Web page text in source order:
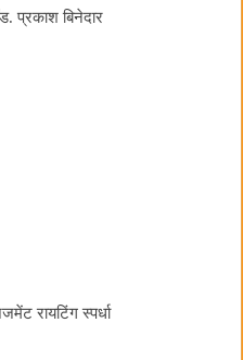
प्रकाश बिनेदार
रायटिंग स्पर्धा